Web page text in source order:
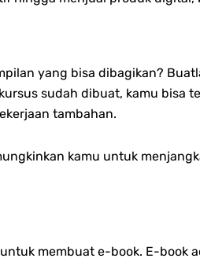
yang bisa dibagikan?
sudah dibuat, kamu bisa
tambahan.
kamu untuk
membuat e-book. E-